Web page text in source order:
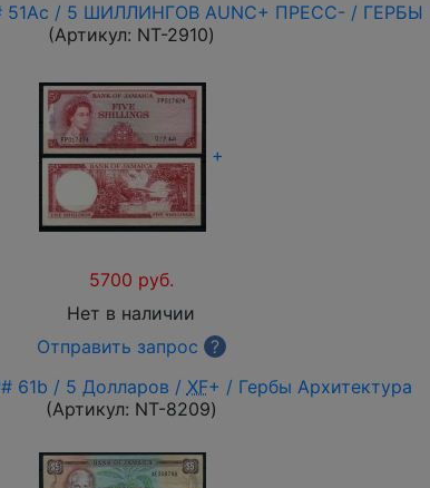
51Ac / 5 ШИЛЛИНГОВ AUNC+ ПРЕСС- / ГЕРБЫ
(Артикул: NT-2910)
+
5700 руб.
Нет в наличии
Отправить запрос
?
61b / 5 Долларов / XF+ / Гербы Архитектура
(Артикул: NT-8209)